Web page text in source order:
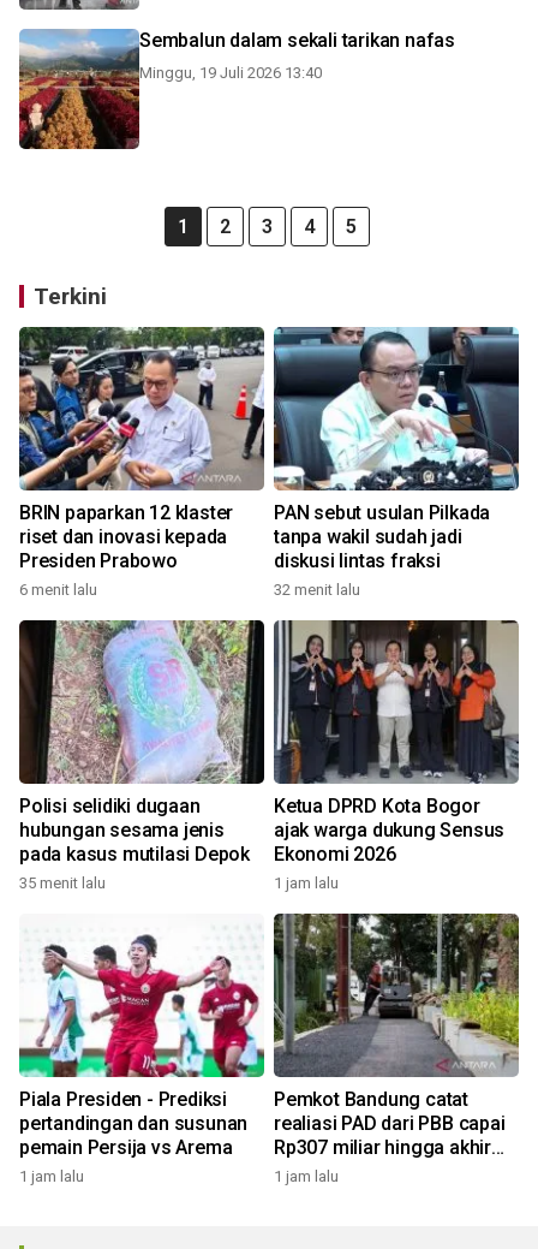
Sembalun dalam sekali tarikan nafas
Minggu, 19 Juli 2026 13:40
1 2 3 4 5
Terkini
BRIN paparkan 12 klaster
riset dan inovasi kepada
Presiden Prabowo
6 menit lalu
PAN sebut usulan Pilkada
tanpa wakil sudah jadi
diskusi lintas fraksi
32 menit lalu
Polisi selidiki dugaan
hubungan sesama jenis
pada kasus mutilasi Depok
35 menit lalu
Ketua DPRD Kota Bogor
ajak warga dukung Sensus
Ekonomi 2026
1 jam lalu
Piala Presiden - Prediksi
pertandingan dan susunan
pemain Persija vs Arema
1 jam lalu
Pemkot Bandung catat
realiasi PAD dari PBB capai
Rp307 miliar hingga akhir
Juli 2026
1 jam lalu